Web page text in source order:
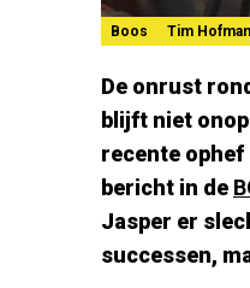
Boos Tim Hofman
De onrust
blijft niet
recente ophef
bericht in de
Jasper er
successen,